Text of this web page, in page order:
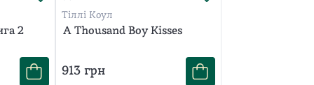
2
Тіллі Коул
A Thousand Boy Kisses
913 грн